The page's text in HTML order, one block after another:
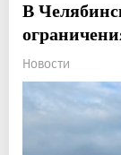
В
Новости